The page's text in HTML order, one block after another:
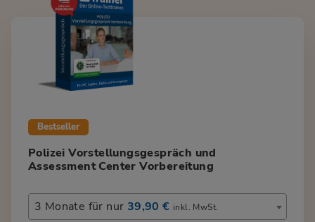
Bestseller
Polizei Vorstellungsgespräch und
Assessment Center Vorbereitung
3 Monate für nur 39,90 € inkl. MwSt.